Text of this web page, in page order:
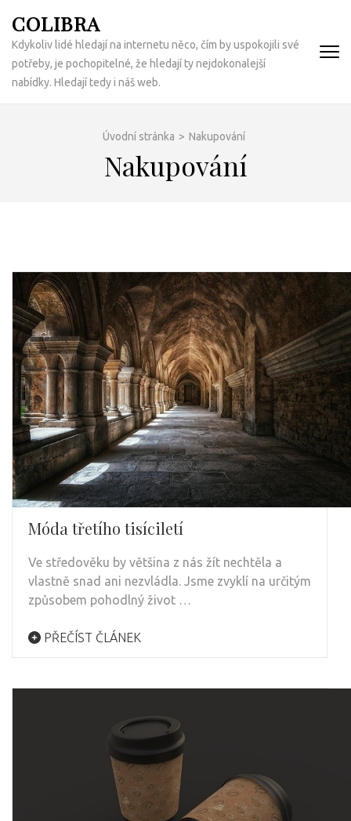
na
obsah
(Enter)
COLIBRA
Kdykoliv lidé hledají na internetu něco, čím by uspokojili své
potřeby, je pochopitelné, že hledají ty nejdokonalejší
nabídky. Hledají tedy i náš web.
Úvodní stránka > Nakupování
Nakupování
Móda třetího tisíciletí
Ve středověku by většina z nás žít nechtěla a
vlastně snad ani nezvládla. Jsme zvyklí na určitým
způsobem pohodlný život …
PŘEČÍST ČLÁNEK